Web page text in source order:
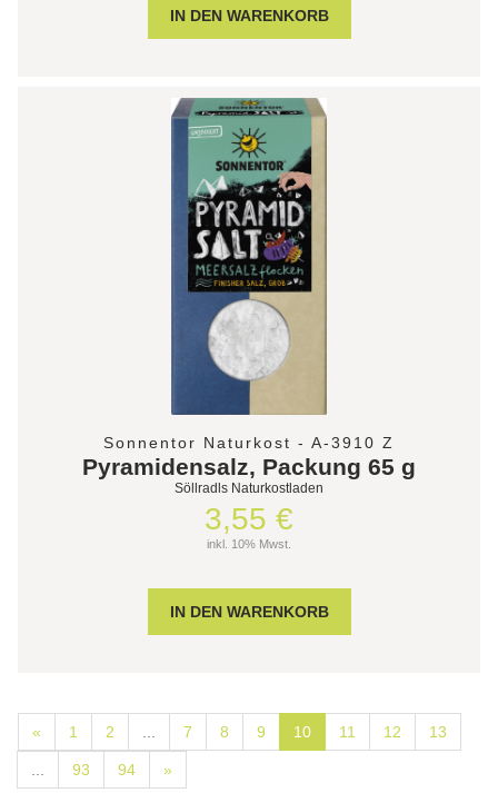
Sonnentor Naturkost - A-3910 Z
Pyramidensalz, Packung 65 g
Söllradls Naturkostladen
3,55 €
inkl. 10% Mwst.
« 1 2 7 8 9 10 11 12 13
93 94 »